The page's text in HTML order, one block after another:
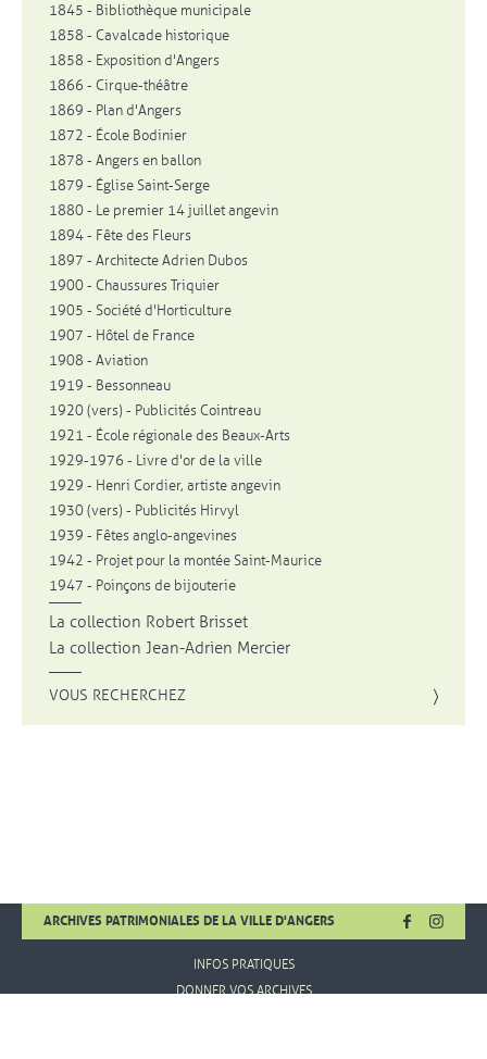
1845 - Bibliothèque municipale
1858 - Cavalcade historique
1858 - Exposition d'Angers
1866 - Cirque-théâtre
1869 - Plan d'Angers
1872 - École Bodinier
1878 - Angers en ballon
1879 - Église Saint-Serge
1880 - Le premier 14 juillet angevin
1894 - Fête des Fleurs
1897 - Architecte Adrien Dubos
1900 - Chaussures Triquier
1905 - Société d'Horticulture
1907 - Hôtel de France
1908 - Aviation
1919 - Bessonneau
1920 (vers) - Publicités Cointreau
1921 - École régionale des Beaux-Arts
1929-1976 - Livre d'or de la ville
1929 - Henri Cordier, artiste angevin
1930 (vers) - Publicités Hirvyl
1939 - Fêtes anglo-angevines
1942 - Projet pour la montée Saint-Maurice
1947 - Poinçons de bijouterie
La collection Robert Brisset
La collection Jean-Adrien Mercier
VOUS RECHERCHEZ
ARCHIVES PATRIMONIALES DE LA VILLE D'ANGERS FACEBOOK
, OUVRE
,
INFOS PRATIQUES
DONNER VOS ARCHIVES